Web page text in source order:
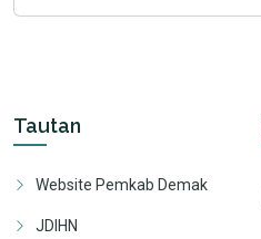
Tautan
Website Pemkab Demak
JDIHN